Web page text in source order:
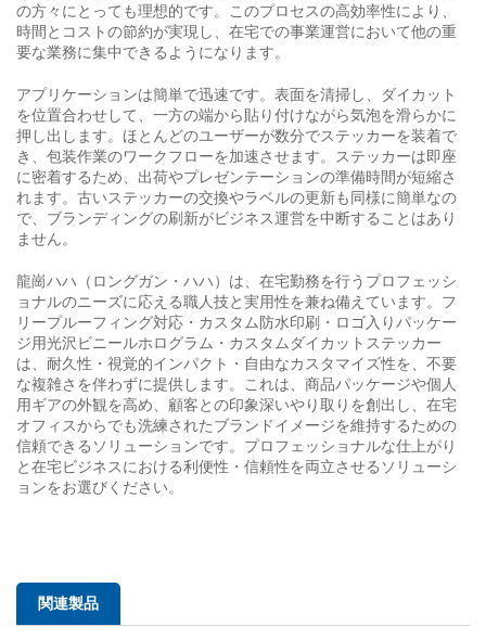
の方々にとっても理想的です。このプロセスの高効率性により、
時間とコストの節約が実現し、在宅での事業運営において他の重
要な業務に集中できるようになります。
アプリケーションは簡単で迅速です。表面を清掃し、ダイカット
を位置合わせして、一方の端から貼り付けながら気泡を滑らかに
押し出します。ほとんどのユーザーが数分でステッカーを装着で
き、包装作業のワークフローを加速させます。ステッカーは即座
に密着するため、出荷やプレゼンテーションの準備時間が短縮さ
れます。古いステッカーの交換やラベルの更新も同様に簡単なの
で、ブランディングの刷新がビジネス運営を中断することはあり
ません。
龍崗ハハ（ロングガン・ハハ）は、在宅勤務を行うプロフェッシ
ョナルのニーズに応える職人技と実用性を兼ね備えています。フ
リープルーフィング対応・カスタム防水印刷・ロゴ入りパッケー
ジ用光沢ビニールホログラム・カスタムダイカットステッカー
は、耐久性・視覚的インパクト・自由なカスタマイズ性を、不要
な複雑さを伴わずに提供します。これは、商品パッケージや個人
用ギアの外観を高め、顧客との印象深いやり取りを創出し、在宅
オフィスからでも洗練されたブランドイメージを維持するための
信頼できるソリューションです。プロフェッショナルな仕上がり
と在宅ビジネスにおける利便性・信頼性を両立させるソリューシ
ョンをお選びください。
関連製品